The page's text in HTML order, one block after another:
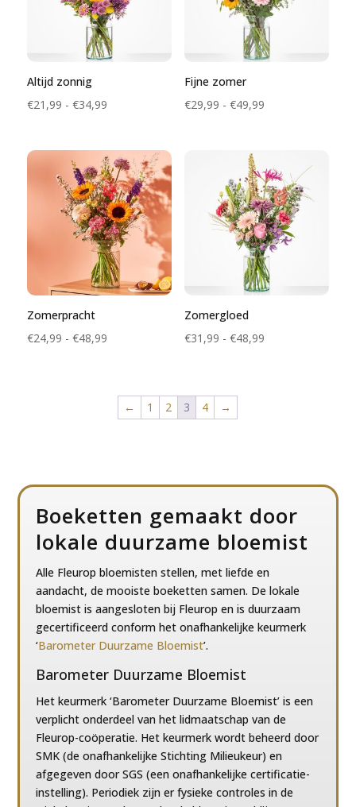
Altijd zonnig
€21,99 - €34,99Prijsklasse:
€34,99
Fijne zomer
€29,99 - €49,99Prijsklasse:
€49,99
Zomerpracht
€24,99 - €48,99Prijsklasse:
€48,99
Zomergloed
€31,99 - €48,99Prijsklasse:
← 1 2 3 4 →
Boeketten gemaakt door
lokale duurzame bloemist
Alle Fleurop bloemisten stellen, met liefde en
aandacht, de mooiste boeketten samen. De lokale
bloemist is aangesloten bij Fleurop en is duurzaam
gecertificeerd conform het onafhankelijke keurmerk
‘Barometer Duurzame Bloemist’.
Barometer Duurzame Bloemist
Het keurmerk ‘Barometer Duurzame Bloemist’ is een
verplicht onderdeel van het lidmaatschap van de
Fleurop-coöperatie. Het keurmerk wordt beheerd door
SMK (de onafhankelijke Stichting Milieukeur) en
afgegeven door SGS (een onafhankelijke certificatie-
instelling). Periodiek zijn er fysieke controles in de